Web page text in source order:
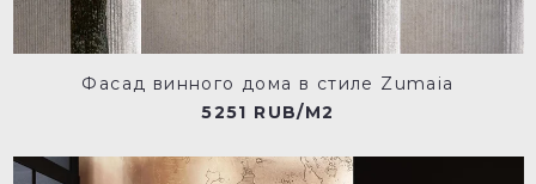
Фасад винного дома в стиле Zumaia
5251 RUB/M2